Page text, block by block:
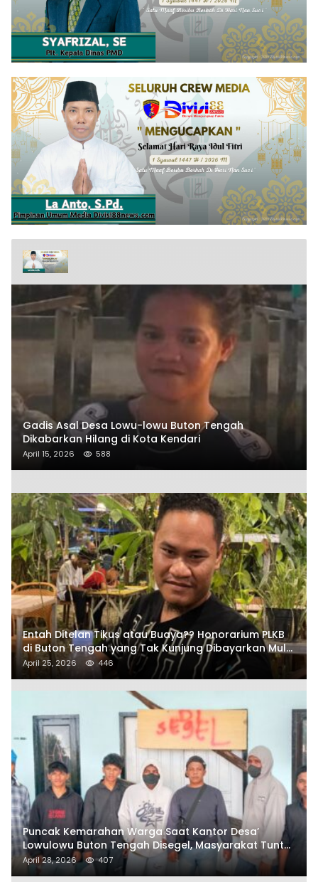
Gadis Asal Desa Lowu-lowu Buton Tengah
Dikabarkan Hilang di Kota Kendari
April 15, 2026 588
Entah Ditelan Tikus atau Buaya?? Honorarium PLKB
di Buton Tengah yang Tak Kunjung Dibayarkan Mulai
Disorot SAMURAIS
April 25, 2026 446
Puncak Kemarahan Warga Saat Kantor Desa’
Lowulowu Buton Tengah Disegel, Masyarakat Tuntut
Penetapan Tersangka
April 28, 2026 407